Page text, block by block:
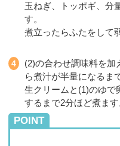
玉ねぎ、トッポギ、分
す。
煮立ったらふたをして
(2)の合わせ調味料を
ら煮汁が半量になるま
生クリームと(1)のゆで
するまで2分ほど煮ます
POINT